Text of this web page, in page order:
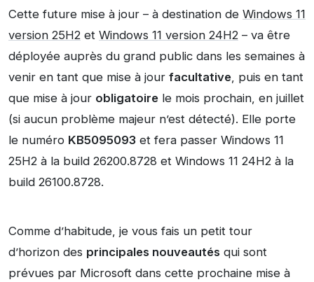
Cette future mise à jour – à destination de Windows 11
version 25H2 et Windows 11 version 24H2 – va être
déployée auprès du grand public dans les semaines à
venir en tant que mise à jour facultative, puis en tant
que mise à jour obligatoire le mois prochain, en juillet
(si aucun problème majeur n’est détecté). Elle porte
le numéro KB5095093 et fera passer Windows 11
25H2 à la build 26200.8728 et Windows 11 24H2 à la
build 26100.8728.
Comme d’habitude, je vous fais un petit tour
d’horizon des principales nouveautés qui sont
prévues par Microsoft dans cette prochaine mise à